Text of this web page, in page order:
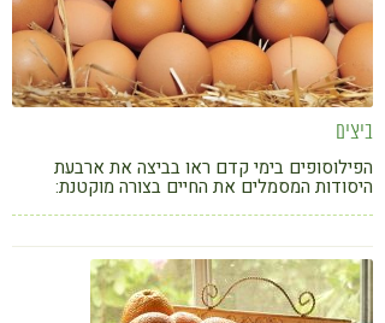
ביצים
הפילוסופים בימי קדם ראו בביצה את ארבעת
היסודות המסמלים את החיים בצורה מוקטנת:
הביצה.